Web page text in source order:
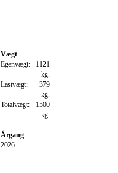
Vægt
Egenvægt: 1121
kg.
Lastvægt:
379
kg.
Totalvægt:
1500
kg.
Årgang
2026